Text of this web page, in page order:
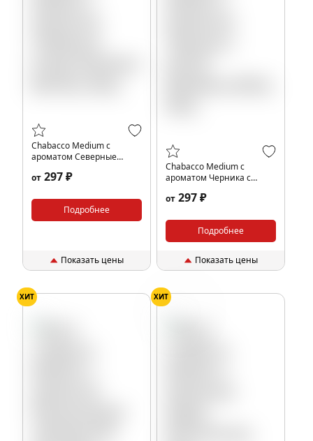
Chabacco Medium с
ароматом Северные
40гр.
от 297 ₽
Подробнее
Показать цены
Chabacco Medium с
ароматом Черника с
40гр.
от 297 ₽
Подробнее
Показать цены
ХИТ
ХИТ